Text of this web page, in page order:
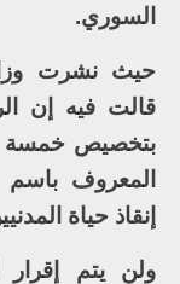
السوري.
حيث نشرت
قالت فيه إن
بتخصيص خمسة
المعروف باسم
إنقاذ حياة
ولن يتم